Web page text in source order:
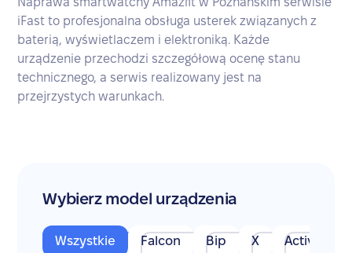
iFast to profesjonalna obsługa usterek związanych z
baterią, wyświetlaczem i elektroniką. Każde
urządzenie przechodzi szczegółową ocenę stanu
technicznego, a serwis realizowany jest na
przejrzystych warunkach.
Wybierz model urządzenia
Wszystkie Falcon Bip X Active